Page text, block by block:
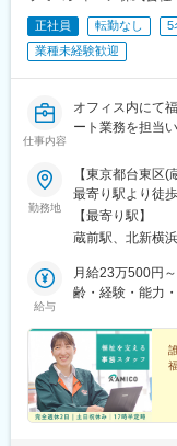
正社員 転勤なし 5
業種未経験歓迎
仕事内容
オフィス内にて
ート業務を担当
勤務地
【東京都台東区
最寄り駅より徒
東京都台東区蔵
大江戸線「蔵前
奈川県横浜市港
ブルーライン「
【最寄り駅】
蔵前駅、北新横
給与
月給23万500円
齢・経験・能力